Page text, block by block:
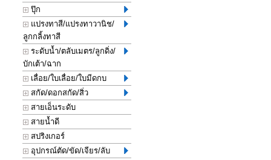
ปุ๊ก
แปรงทาสี/แปรงทาวานิช/
ลูกกลิ้งทาสี
ระดับน้ำ/ตลับเมตร/ลูกดิ่ง/
บักเต้า/ฉาก
เลื่อย/ใบเลื่อย/ใบมีดกบ
สกัด/ดอกสกัด/สิ่ว
สายเอ็นระดับ
สายน้ำดี
สปริงเกอร์
อุปกรณ์ตัด/ขัด/เจียร/ลับ